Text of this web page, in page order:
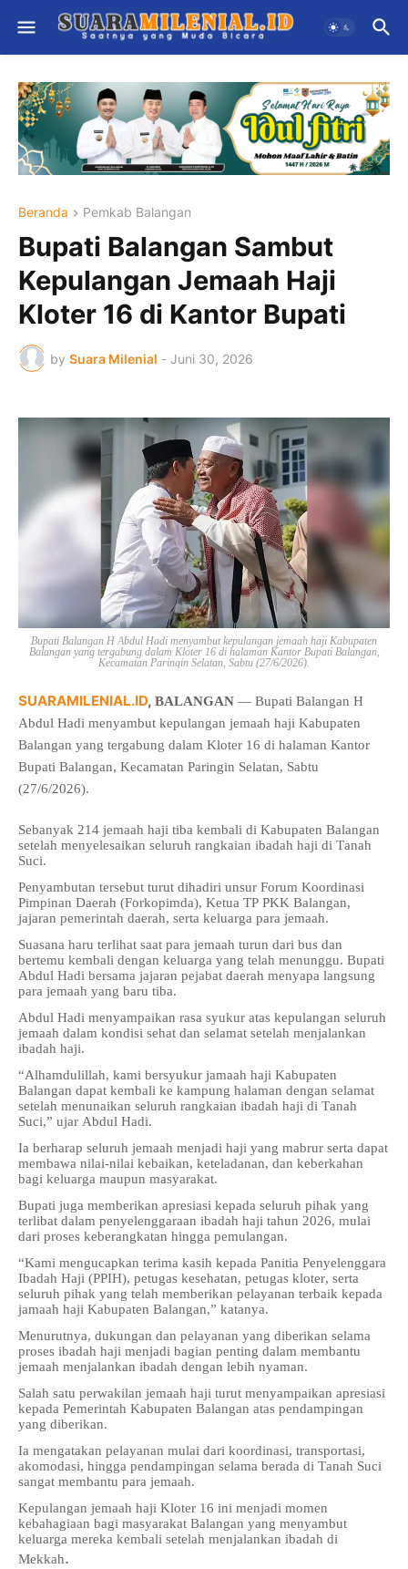
Beranda Pemkab Balangan
Bupati Balangan Sambut
Kepulangan Jemaah Haji
Kloter 16 di Kantor Bupati
by Suara Milenial - Juni 30, 2026
Bupati Balangan H Abdul Hadi menyambut kepulangan jemaah haji Kabupaten
Balangan yang tergabung dalam Kloter 16 di halaman Kantor Bupati Balangan,
Kecamatan Paringin Selatan, Sabtu (27/6/2026).
SUARAMILENIAL.ID, BALANGAN — Bupati Balangan H
Abdul Hadi menyambut kepulangan jemaah haji Kabupaten
Balangan yang tergabung dalam Kloter 16 di halaman Kantor
Bupati Balangan, Kecamatan Paringin Selatan, Sabtu
(27/6/2026).
Sebanyak 214 jemaah haji tiba kembali di Kabupaten Balangan
setelah menyelesaikan seluruh rangkaian ibadah haji di Tanah
Suci.
Penyambutan tersebut turut dihadiri unsur Forum Koordinasi
Pimpinan Daerah (Forkopimda), Ketua TP PKK Balangan,
jajaran pemerintah daerah, serta keluarga para jemaah.
Suasana haru terlihat saat para jemaah turun dari bus dan
bertemu kembali dengan keluarga yang telah menunggu. Bupati
Abdul Hadi bersama jajaran pejabat daerah menyapa langsung
para jemaah yang baru tiba.
Abdul Hadi menyampaikan rasa syukur atas kepulangan seluruh
jemaah dalam kondisi sehat dan selamat setelah menjalankan
ibadah haji.
“Alhamdulillah, kami bersyukur jamaah haji Kabupaten
Balangan dapat kembali ke kampung halaman dengan selamat
setelah menunaikan seluruh rangkaian ibadah haji di Tanah
Suci,” ujar Abdul Hadi.
Ia berharap seluruh jemaah menjadi haji yang mabrur serta dapat
membawa nilai-nilai kebaikan, keteladanan, dan keberkahan
bagi keluarga maupun masyarakat.
Bupati juga memberikan apresiasi kepada seluruh pihak yang
terlibat dalam penyelenggaraan ibadah haji tahun 2026, mulai
dari proses keberangkatan hingga pemulangan.
“Kami mengucapkan terima kasih kepada Panitia Penyelenggara
Ibadah Haji (PPIH), petugas kesehatan, petugas kloter, serta
seluruh pihak yang telah memberikan pelayanan terbaik kepada
jamaah haji Kabupaten Balangan,” katanya.
Menurutnya, dukungan dan pelayanan yang diberikan selama
proses ibadah haji menjadi bagian penting dalam membantu
jemaah menjalankan ibadah dengan lebih nyaman.
Salah satu perwakilan jemaah haji turut menyampaikan apresiasi
kepada Pemerintah Kabupaten Balangan atas pendampingan
yang diberikan.
Ia mengatakan pelayanan mulai dari koordinasi, transportasi,
akomodasi, hingga pendampingan selama berada di Tanah Suci
sangat membantu para jemaah.
Kepulangan jemaah haji Kloter 16 ini menjadi momen
kebahagiaan bagi masyarakat Balangan yang menyambut
keluarga mereka kembali setelah menjalankan ibadah di
Mekkah.